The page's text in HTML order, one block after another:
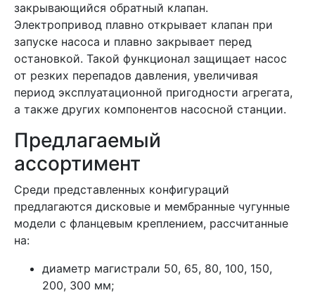
закрывающийся обратный клапан.
Электропривод плавно открывает клапан при
запуске насоса и плавно закрывает перед
остановкой. Такой функционал защищает насос
от резких перепадов давления, увеличивая
период эксплуатационной пригодности агрегата,
а также других компонентов насосной станции.
Предлагаемый
ассортимент
Среди представленных конфигураций
предлагаются дисковые и мембранные чугунные
модели с фланцевым креплением, рассчитанные
на:
диаметр магистрали 50, 65, 80, 100, 150,
200, 300 мм;